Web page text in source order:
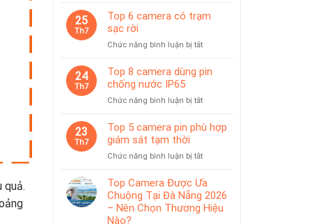
quả.
dùng
10
có
treo
25
Th7
Top 6 camera có trạm
sạc rời
Chức năng bình luận bị tắtở
6
trạm
rời
24
Th7
Top 8 camera dùng pin
chống nước IP65
Chức năng bình luận bị tắtở
8
camera
pin
nước
IP65
23
Th7
Top 5 camera pin phù hợp
giám sát tạm thời
Chức năng bình luận bị tắtở
5
camera
pin
phù
Top Camera Được Ưa
Chuộng Tại Đà Nẵng 2026
– Nên Chọn Thương Hiệu
Nào?